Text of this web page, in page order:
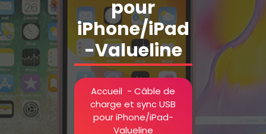
pour
iPhone/iPad
-Valueline
Accueil - Câble de
charge et sync USB
pour iPhone/iPad-
Valueline